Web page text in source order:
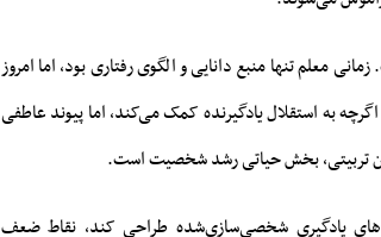
معلم تنها منبع دانایی و الگوی رفتاری بود، اما امروز
به استقلال یادگیرنده کمک می‌کند، اما پیوند عاطفی
تربیتی، بخش حیاتی رشد شخصیت است.
یادگیری شخصی‌سازی‌شده طراحی کند، نقاط ضعف